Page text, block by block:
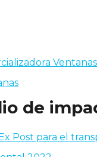
Ventanas
de
Post para el